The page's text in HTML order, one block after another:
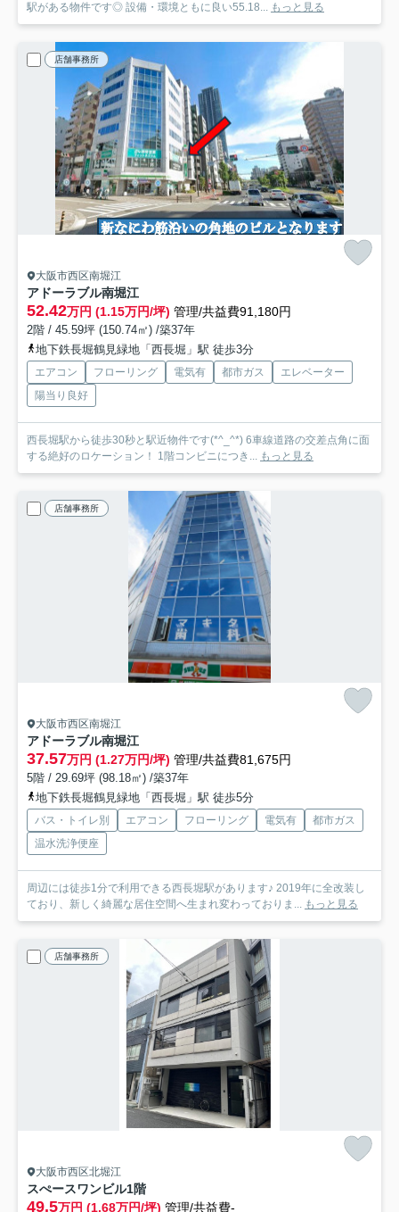
駅がある物件です◎ 設備・環境ともに良い55.18... もっと見る
店舗事務所
大阪市西区南堀江
アドーラブル南堀江
52.42万円 (1.15万円/坪) 管理/共益費91,180円
2階 / 45.59坪 (150.74㎡) /築37年
地下鉄長堀鶴見緑地「西長堀」駅 徒歩3分
エアコン フローリング 電気有 都市ガス
エレベーター
陽当り良好
西長堀駅から徒歩30秒と駅近物件です(*^_^*) 6車線道路の交差点角に面
する絶好のロケーション！ 1階コンビニにつき...
もっと見る
店舗事務所
大阪市西区南堀江
アドーラブル南堀江
37.57万円 (1.27万円/坪) 管理/共益費81,675円
5階 / 29.69坪 (98.18㎡) /築37年
地下鉄長堀鶴見緑地「西長堀」駅 徒歩5分
バス・トイレ別 エアコン フローリング 電気有
都市ガス
温水洗浄便座
周辺には徒歩1分で利用できる西長堀駅があります♪ 2019年に全改装し
ており、新しく綺麗な居住空間へ生まれ変わっておりま...
もっと見る
店舗事務所
大阪市西区北堀江
スぺースワンビル1階
49.5万円 (1.68万円/坪) 管理/共益費-